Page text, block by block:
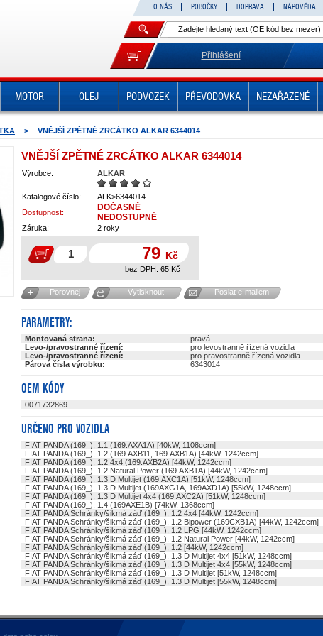
O NÁS POBOČKY DOPRAVA NÁPOVĚDA
Přihlášení
MOTOR OLEJ PODVOZEK PŘEVODOVKA NEZAŘAZENÉ
> VNĚJŠÍ ZPĚTNÉ ZRCÁTKO ALKAR 6344014
VNĚJŠÍ ZPĚTNÉ ZRCÁTKO ALKAR 6344014
Výrobce: ALKAR
Katalogové číslo:
ALK>6344014
Dostupnost:
DOČASNĚ
NEDOSTUPNÉ
Záruka: 2 roky
79 Kč
bez DPH: 65 Kč
Porovnej Vytisknout Poslat e-mailem
PARAMETRY:
Montovaná strana:
pravá
Levo-/pravostranné řízení:
pro levostranně řízená vozidla
Levo-/pravostranné řízení:
pro pravostranně řízená vozidla
Párová čísla výrobku:
6343014
OEM KÓDY
0071732869
URČENO PRO VOZIDLA
FIAT PANDA (169_), 1.1 (169.AXA1A) [40kW, 1108ccm]
FIAT PANDA (169_), 1.2 (169.AXB11, 169.AXB1A) [44kW, 1242ccm]
FIAT PANDA (169_), 1.2 4x4 (169.AXB2A) [44kW, 1242ccm]
FIAT PANDA (169_), 1.2 Natural Power (169.AXB1A) [44kW, 1242ccm]
FIAT PANDA (169_), 1.3 D Multijet (169.AXC1A) [51kW, 1248ccm]
FIAT PANDA (169_), 1.3 D Multijet (169AXG1A, 169AXD1A) [55kW, 1248ccm]
FIAT PANDA (169_), 1.3 D Multijet 4x4 (169.AXC2A) [51kW, 1248ccm]
FIAT PANDA (169_), 1.4 (169AXE1B) [74kW, 1368ccm]
FIAT PANDA Schránky/šikmá záď (169_), 1.2 4x4 [44kW, 1242ccm]
FIAT PANDA Schránky/šikmá záď (169_), 1.2 Bipower (169CXB1A) [44kW, 1242ccm]
FIAT PANDA Schránky/šikmá záď (169_), 1.2 LPG [44kW, 1242ccm]
FIAT PANDA Schránky/šikmá záď (169_), 1.2 Natural Power [44kW, 1242ccm]
FIAT PANDA Schránky/šikmá záď (169_), 1.2 [44kW, 1242ccm]
FIAT PANDA Schránky/šikmá záď (169_), 1.3 D Multijet 4x4 [51kW, 1248ccm]
FIAT PANDA Schránky/šikmá záď (169_), 1.3 D Multijet 4x4 [55kW, 1248ccm]
FIAT PANDA Schránky/šikmá záď (169_), 1.3 D Multijet [51kW, 1248ccm]
FIAT PANDA Schránky/šikmá záď (169_), 1.3 D Multijet [55kW, 1248ccm]